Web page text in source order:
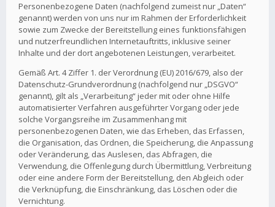
Personenbezogene Daten (nachfolgend zumeist nur „Daten“
genannt) werden von uns nur im Rahmen der Erforderlichkeit
sowie zum Zwecke der Bereitstellung eines funktionsfähigen
und nutzerfreundlichen Internetauftritts, inklusive seiner
Inhalte und der dort angebotenen Leistungen, verarbeitet.
Gemäß Art. 4 Ziffer 1. der Verordnung (EU) 2016/679, also der
Datenschutz-Grundverordnung (nachfolgend nur „DSGVO“
genannt), gilt als „Verarbeitung“ jeder mit oder ohne Hilfe
automatisierter Verfahren ausgeführter Vorgang oder jede
solche Vorgangsreihe im Zusammenhang mit
personenbezogenen Daten, wie das Erheben, das Erfassen,
die Organisation, das Ordnen, die Speicherung, die Anpassung
oder Veränderung, das Auslesen, das Abfragen, die
Verwendung, die Offenlegung durch Übermittlung, Verbreitung
oder eine andere Form der Bereitstellung, den Abgleich oder
die Verknüpfung, die Einschränkung, das Löschen oder die
Vernichtung.